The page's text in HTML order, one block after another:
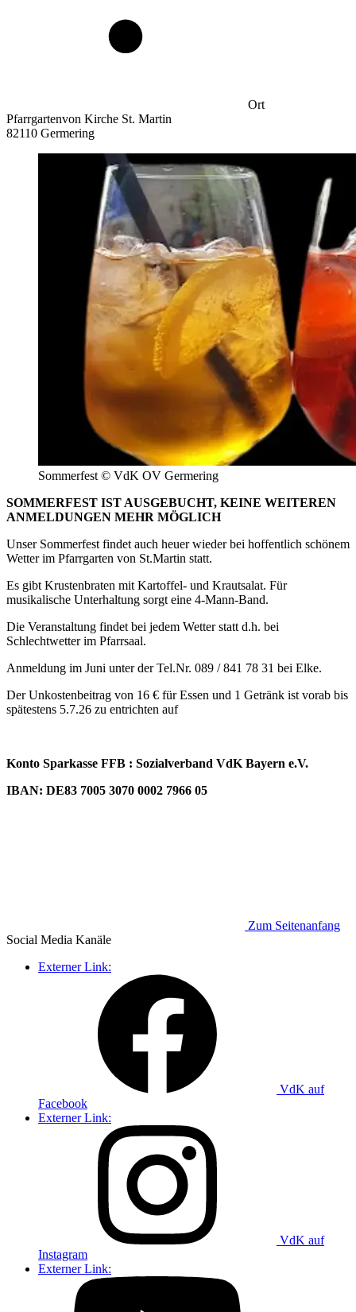
Ort
Pfarrgartenvon Kirche St. Martin
82110 Germering
Sommerfest © VdK OV Germering
SOMMERFEST IST AUSGEBUCHT, KEINE WEITEREN
ANMELDUNGEN MEHR MÖGLICH
Unser Sommerfest findet auch heuer wieder bei hoffentlich schönem
Wetter im Pfarrgarten von St.Martin statt.
Es gibt Krustenbraten mit Kartoffel- und Krautsalat. Für
musikalische Unterhaltung sorgt eine 4-Mann-Band.
Die Veranstaltung findet bei jedem Wetter statt d.h. bei
Schlechtwetter im Pfarrsaal.
Anmeldung im Juni unter der Tel.Nr. 089 / 841 78 31 bei Elke.
Der Unkostenbeitrag von 16 € für Essen und 1 Getränk ist vorab bis
spätestens 5.7.26 zu entrichten auf
Konto Sparkasse FFB : Sozialverband VdK Bayern e.V.
IBAN: DE83 7005 3070 0002 7966 05
Zum Seitenanfang
Social Media Kanäle
Externer Link:
VdK auf
Facebook
Externer Link:
VdK auf
Instagram
Externer Link: